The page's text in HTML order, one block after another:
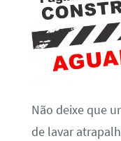
Não deixe que
de lavar